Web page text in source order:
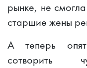
рынке, не
старшие жены
А теперь
сотворить